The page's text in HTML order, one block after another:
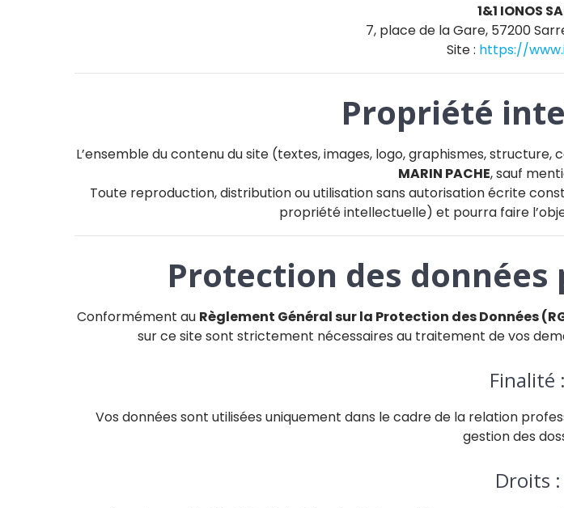
1&1 IONOS
7, place de la Gare, 57200
Site : https://
Propriété
L’ensemble du contenu du site (textes, images, logo, graphismes,
MARIN PACHE, sauf
Toute reproduction, distribution ou utilisation sans autorisation écrite
propriété intellectuelle) et pourra faire
Protection des données
Conformément au Règlement Général sur la Protection des Données
sur ce site sont strictement nécessaires au traitement de vos
Finalité :
Vos données sont utilisées uniquement dans le cadre de la relation
gestion des
Droits :